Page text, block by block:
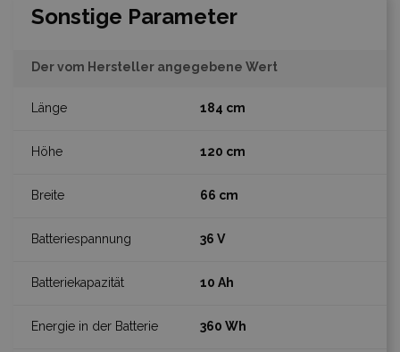
Sonstige Parameter
Der vom Hersteller angegebene Wert
184 cm
120 cm
66 cm
36 V
10 Ah
360 Wh